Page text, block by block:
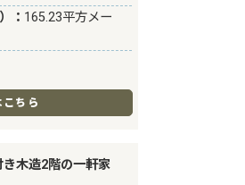
： 165.23平方メー
ちら
木造2階の一軒家